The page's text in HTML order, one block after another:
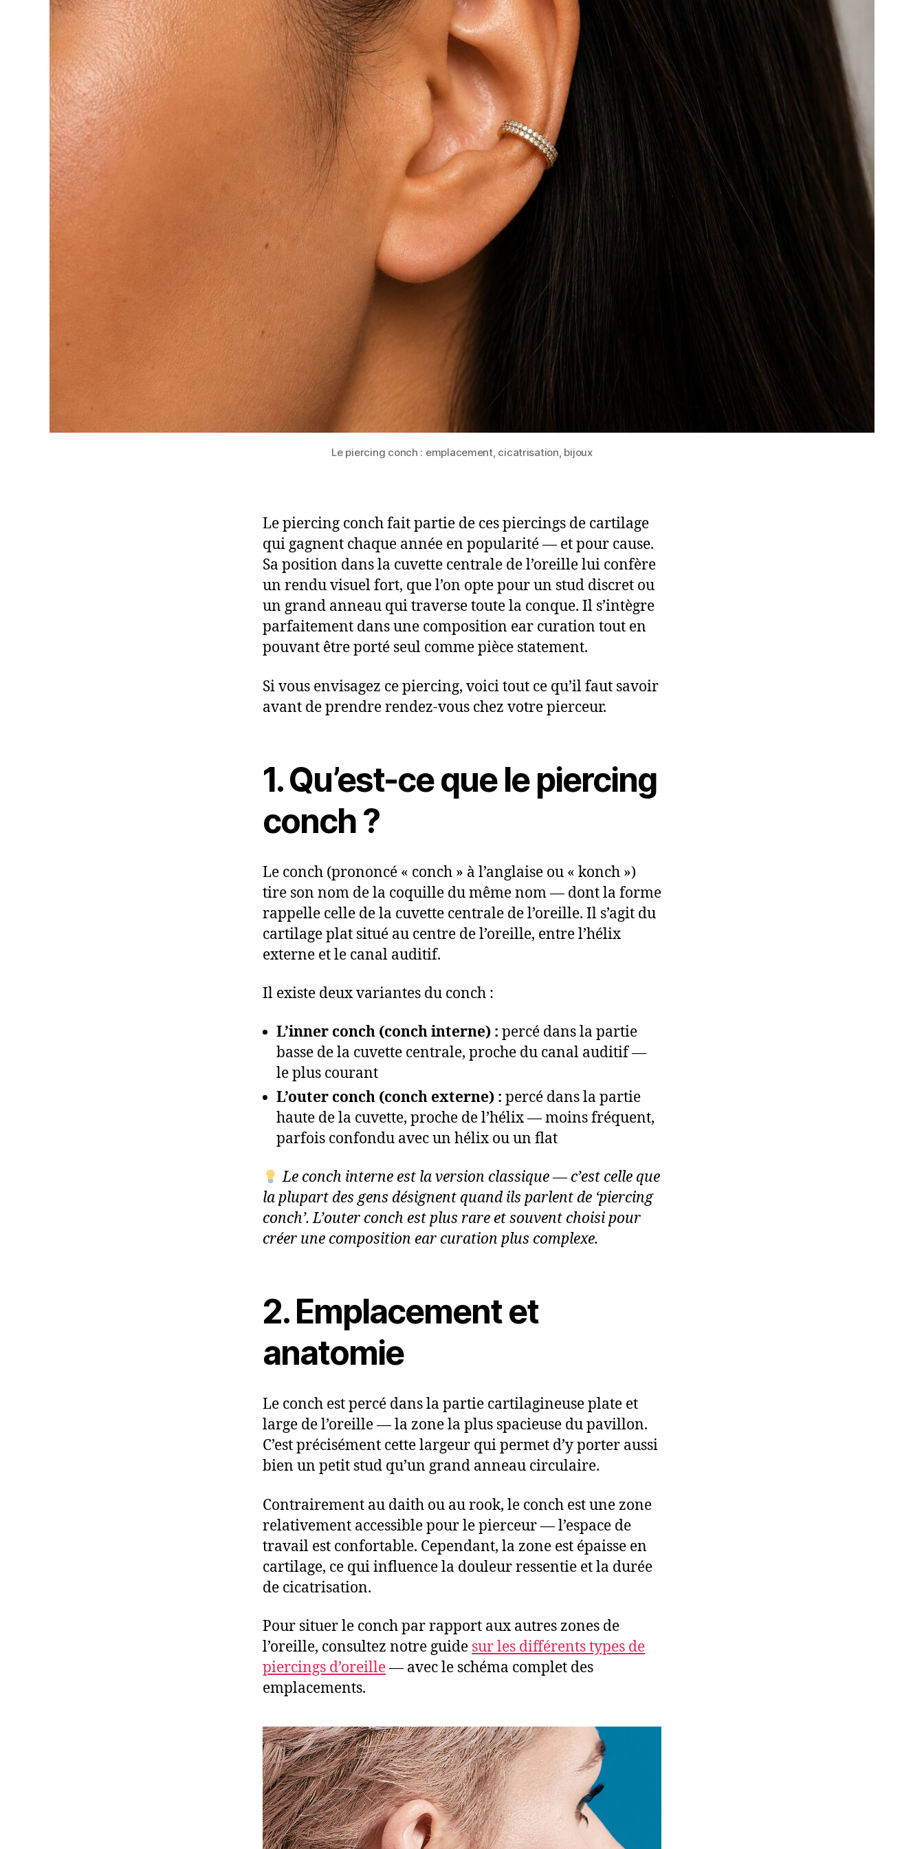
Le piercing conch : emplacement, cicatrisation, bijoux
Le piercing conch fait partie de ces piercings de cartilage
qui gagnent chaque année en popularité — et pour cause.
Sa position dans la cuvette centrale de l’oreille lui confère
un rendu visuel fort, que l’on opte pour un stud discret ou
un grand anneau qui traverse toute la conque. Il s’intègre
parfaitement dans une composition ear curation tout en
pouvant être porté seul comme pièce statement.
Si vous envisagez ce piercing, voici tout ce qu’il faut savoir
avant de prendre rendez-vous chez votre pierceur.
1. Qu’est-ce que le piercing
conch ?
Le conch (prononcé « conch » à l’anglaise ou « konch »)
tire son nom de la coquille du même nom — dont la forme
rappelle celle de la cuvette centrale de l’oreille. Il s’agit du
cartilage plat situé au centre de l’oreille, entre l’hélix
externe et le canal auditif.
Il existe deux variantes du conch :
L’inner conch (conch interne) : percé dans la partie
basse de la cuvette centrale, proche du canal auditif —
le plus courant
L’outer conch (conch externe) : percé dans la partie
haute de la cuvette, proche de l’hélix — moins fréquent,
parfois confondu avec un hélix ou un flat
Le conch interne est la version classique — c’est celle que
la plupart des gens désignent quand ils parlent de ‘piercing
conch’. L’outer conch est plus rare et souvent choisi pour
créer une composition ear curation plus complexe.
2. Emplacement et
anatomie
Le conch est percé dans la partie cartilagineuse plate et
large de l’oreille — la zone la plus spacieuse du pavillon.
C’est précisément cette largeur qui permet d’y porter aussi
bien un petit stud qu’un grand anneau circulaire.
Contrairement au daith ou au rook, le conch est une zone
relativement accessible pour le pierceur — l’espace de
travail est confortable. Cependant, la zone est épaisse en
cartilage, ce qui influence la douleur ressentie et la durée
de cicatrisation.
Pour situer le conch par rapport aux autres zones de
l’oreille, consultez notre guide sur les différents types de
piercings d’oreille— avec le schéma complet des
emplacements.